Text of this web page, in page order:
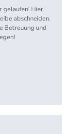
gelaufen! Hier
abschneiden.
Betreuung und